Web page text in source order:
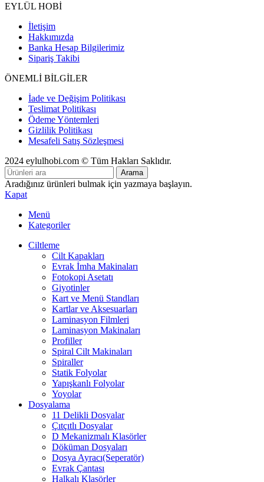
EYLÜL HOBİ
İletişim
Hakkımızda
Banka Hesap Bilgilerimiz
Sipariş Takibi
ÖNEMLİ BİLGİLER
İade ve Değişim Politikası
Teslimat Politikası
Ödeme Yöntemleri
Gizlilik Politikası
Mesafeli Satış Sözleşmesi
2024 eylulhobi.com © Tüm Hakları Saklıdır.
Arama
Aradığınız ürünleri bulmak için yazmaya başlayın.
Kapat
Menü
Kategoriler
Ciltleme
Cilt Kapakları
Evrak İmha Makinaları
Fotokopi Asetatı
Giyotinler
Kart ve Menü Standları
Kartlar ve Aksesuarları
Laminasyon Filmleri
Laminasyon Makinaları
Profiller
Spiral Cilt Makinaları
Spiraller
Statik Folyolar
Yapışkanlı Folyolar
Yoyolar
Dosyalama
11 Delikli Dosyalar
Çıtçıtlı Dosyalar
D Mekanizmalı Klasörler
Döküman Dosyaları
Dosya Ayracı(Seperatör)
Evrak Çantası
Halkalı Klasörler